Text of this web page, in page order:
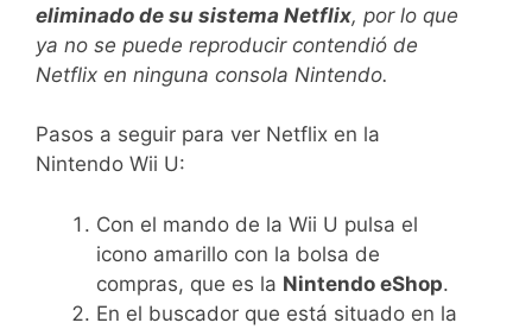
eliminado de su sistema Netflix, por lo que
ya no se puede reproducir contendió de
Netflix en ninguna consola Nintendo.
Pasos a seguir para ver Netflix en la
Nintendo Wii U:
Con el mando de la Wii U pulsa el
icono amarillo con la bolsa de
compras, que es la Nintendo eShop.
En el buscador que está situado en la